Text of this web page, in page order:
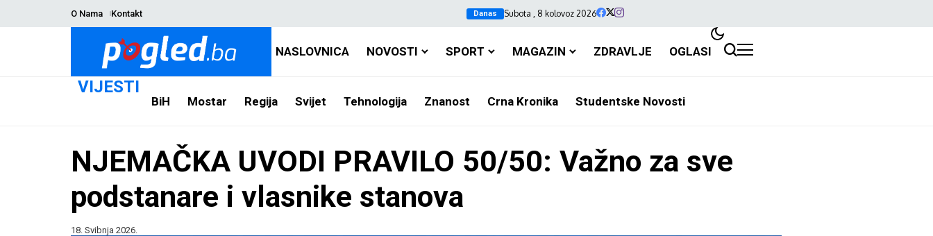
O Nama Kontakt Danas Subota , 8 kolovoz 2026
NASLOVNICA NOVOSTI SPORT MAGAZIN ZDRAVLJE OGLASI
VIJESTI
BiH Mostar Regija Svijet Tehnologija Znanost Crna Kronika Studentske Novosti
NJEMAČKA UVODI PRAVILO 50/50: Važno za sve
podstanare i vlasnike stanova
18. Svibnja 2026.